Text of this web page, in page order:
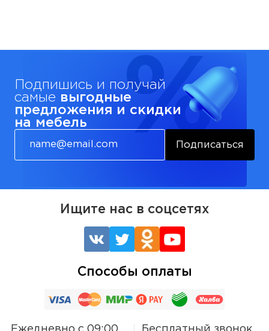
Подпишись и получай
самые выгодные
предложения и скидки
на мебель
Подписаться
Ежедневно с 09:00 Бесплатный звонок
Ищите нас в соцсетях
Способы оплаты